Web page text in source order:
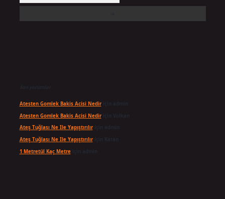
Son yorumlar
Atesten Gomlek Bakis Acisi Nediriçin
Atesten Gomlek Bakis Acisi Nediriçin
Ateş Tuğlası Ne Ile Yapıştırılıriçin
Ateş Tuğlası Ne Ile Yapıştırılıriçin
1 Metretül Kaç Metreiçin